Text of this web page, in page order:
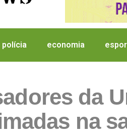
polícia economia
da
na